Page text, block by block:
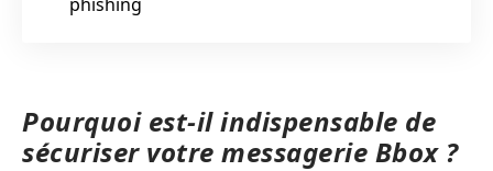
Pourquoi est-il indispensable de
sécuriser votre messagerie Bbox ?